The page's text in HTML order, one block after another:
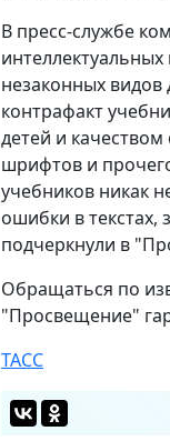
В пресс-службе
незаконных видов
контрафакт
детей и
шрифтов и
учебников никак
ошибки в текстах,
подчеркнули в
Обращаться по
"Просвещение"
ТАСС